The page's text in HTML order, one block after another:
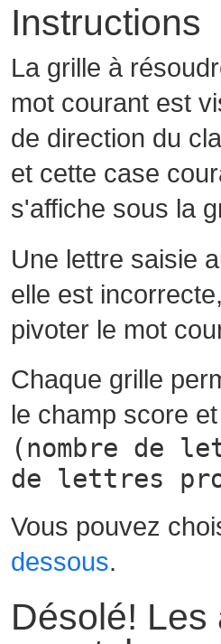
Instructions
La grille à
mot courant est
de direction du
et cette case
s'affiche sous la
Une lettre saisie
elle est
pivoter le mot
Chaque grille
le champ score
(nombre de
de lettres
Vous pouvez
dessous.
Désolé!